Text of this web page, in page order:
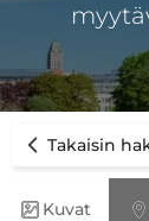
Takaisin
Kuvat